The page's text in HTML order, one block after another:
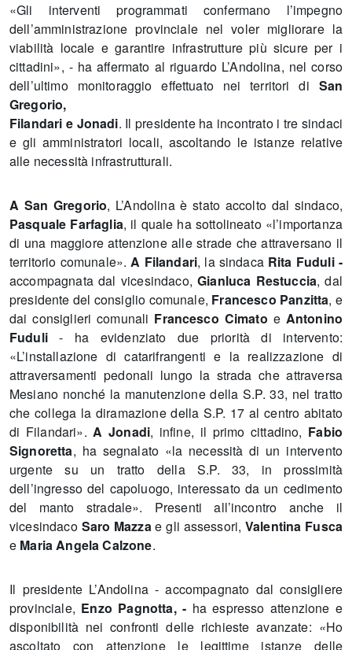
«Gli interventi programmati confermano l’impegno
dell’amministrazione provinciale nel voler migliorare la
viabilità locale e garantire infrastrutture più sicure per i
cittadini», - ha affermato al riguardo L’Andolina, nel corso
dell’ultimo monitoraggio effettuato nei territori di San
Gregorio,
Filandari e Jonadi. Il presidente ha incontrato i tre sindaci
e gli amministratori locali, ascoltando le istanze relative
alle necessità infrastrutturali.
A San Gregorio, L’Andolina è stato accolto dal sindaco,
Pasquale Farfaglia, il quale ha sottolineato «l’importanza
di una maggiore attenzione alle strade che attraversano il
territorio comunale».A Filandari, la sindaca Rita Fuduli -
accompagnata dal vicesindaco,Gianluca Restuccia, dal
presidente del consiglio comunale, Francesco Panzitta, e
dai consiglieri comunali Francesco Cimato e Antonino
Fuduli- ha evidenziato due priorità di intervento:
«L’installazione di catarifrangenti e la realizzazione di
attraversamenti pedonali lungo la strada che attraversa
Mesiano nonché la manutenzione della S.P. 33, nel tratto
che collega la diramazione della S.P. 17 al centro abitato
di Filandari».A Jonadi, infine, il primo cittadino, Fabio
Signoretta, ha segnalato «la necessità di un intervento
urgente su un tratto della S.P. 33, in prossimità
dell’ingresso del capoluogo, interessato da un cedimento
del manto stradale». Presenti all’incontro anche il
vicesindaco Saro Mazzae gli assessori, Valentina Fusca
e Maria Angela Calzone.
Il presidente L’Andolina - accompagnato dal consigliere
provinciale, Enzo Pagnotta, - ha espresso attenzione e
disponibilità nei confronti delle richieste avanzate: «Ho
ascoltato con attenzione le legittime istanze delle